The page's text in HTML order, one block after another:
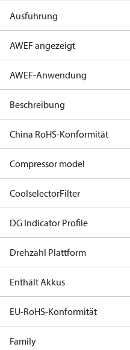
Ausführung
AWEF angezeigt
AWEF-Anwendung
Beschreibung
China RoHS-Konformität
Compressor model
CoolselectorFilter
DG Indicator Profile
Drehzahl Plattform
Enthält Akkus
EU-RoHS-Konformität
Family